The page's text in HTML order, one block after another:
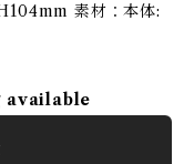
素材：本体:
available